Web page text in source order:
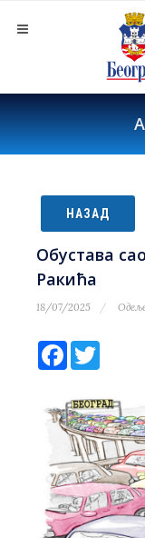
НАЗАД
Обустава
Ракића
18/07/2025
Facebook